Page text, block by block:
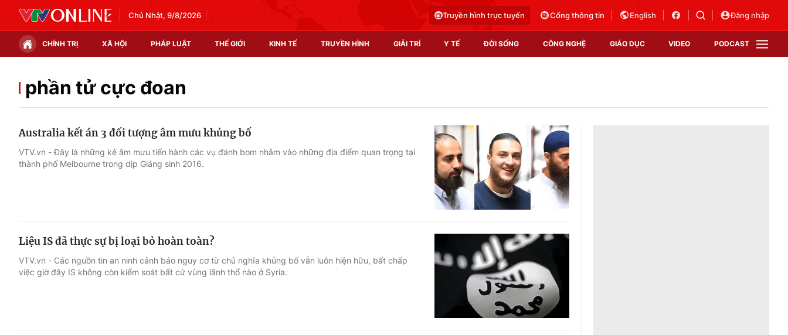
Chủ Nhật, 9/8/2026 Truyền hình trực tuyến Cổng thông tin English Đăng nhập
CHÍNH TRỊ XÃ HỘI PHÁP LUẬT THẾ GIỚI KINH TẾ TRUYỀN HÌNH GIẢI TRÍ Y TẾ ĐỜI SỐNG CÔNG NGHỆ GIÁO DỤC VIDEO PODCAST
Chính trị
Thế giới đó đây
Thị trường
Video
Shorts video
Podcast
EMagazine
Photo
Infographic
Góc ảnh
Công nghệ
VTV Sức khoẻ
phần tử cực đoan
Australia kết án 3 đối tượng âm mưu khủng bố
VTV.vn - Đây là những kẻ âm mưu tiến hành các vụ đánh bom nhằm vào những địa điểm quan trọng tại
thành phố Melbourne trong dịp Giáng sinh 2016.
Liệu IS đã thực sự bị loại bỏ hoàn toàn?
VTV.vn - Các nguồn tin an ninh cảnh báo nguy cơ từ chủ nghĩa khủng bố vẫn luôn hiện hữu, bất chấp
việc giờ đây IS không còn kiểm soát bất cứ vùng lãnh thổ nào ở Syria.